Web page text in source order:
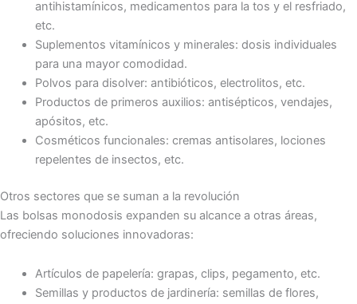
antihistamínicos, medicamentos para la tos y el resfriado,
etc.
Suplementos vitamínicos y minerales: dosis individuales
para una mayor comodidad.
Polvos para disolver: antibióticos, electrolitos, etc.
Productos de primeros auxilios: antisépticos, vendajes,
apósitos, etc.
Cosméticos funcionales: cremas antisolares, lociones
repelentes de insectos, etc.
Otros sectores que se suman a la revolución
Las bolsas monodosis expanden su alcance a otras áreas,
ofreciendo soluciones innovadoras:
Artículos de papelería: grapas, clips, pegamento, etc.
Semillas y productos de jardinería: semillas de flores,